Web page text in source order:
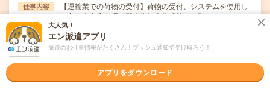
仕事内容
【運輸業での荷物の受付】荷物の受付、システムを使用し
た入出庫在庫管理、配車依頼表作成等をお願いします…
応募資格
職種未経験OK / 英語力不要
職種未経験OK！業界未経験OK！【こんな方におススメ！
職場の雰囲気
大人気！
エン派遣アプリ
派遣のお仕事情報がたくさん！プッシュ通知で受け取ろう！
アプリをダウンロード